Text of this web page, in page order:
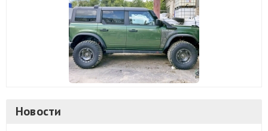
Новости